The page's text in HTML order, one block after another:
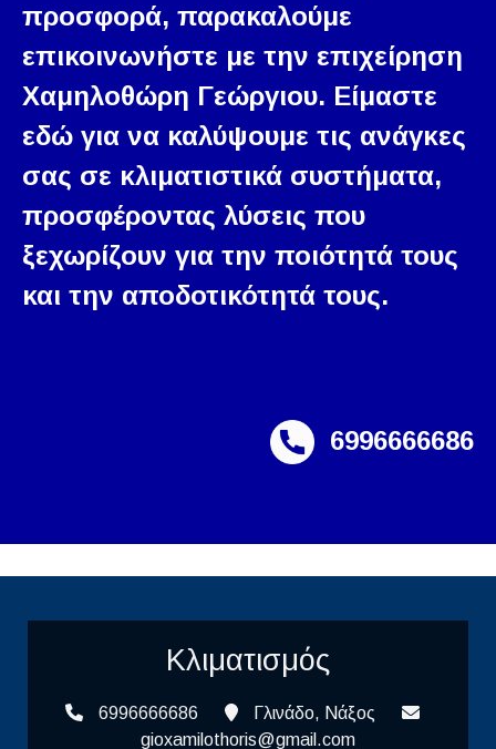
προσφορά, παρακαλούμε
επικοινωνήστε με την επιχείρηση
Χαμηλοθώρη Γεώργιου. Είμαστε
εδώ για να καλύψουμε τις ανάγκες
σας σε κλιματιστικά συστήματα,
προσφέροντας λύσεις που
ξεχωρίζουν για την ποιότητά τους
και την αποδοτικότητά τους.
6996666686
Κλιματισμός
6996666686
Γλινάδο, Νάξος
gioxamilothoris@gmail.com